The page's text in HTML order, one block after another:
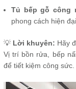
Tủ bếp gỗ công
phong cách hiện đại
💡 Lời khuyên: Hãy
Vị trí bồn rửa, bếp
để tiết kiệm công sức.